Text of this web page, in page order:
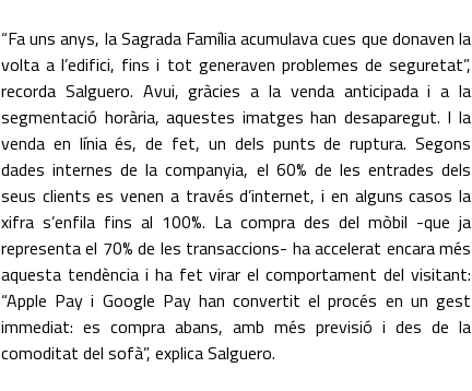
“Fa uns anys, la Sagrada Família acumulava cues que donaven la
volta a l’edifici, fins i tot generaven problemes de seguretat”,
recorda Salguero. Avui, gràcies a la venda anticipada i a la
segmentació horària, aquestes imatges han desaparegut. I la
venda en línia és, de fet, un dels punts de ruptura. Segons
dades internes de la companyia, el 60% de les entrades dels
seus clients es venen a través d’internet, i en alguns casos la
xifra s’enfila fins al 100%. La compra des del mòbil -que ja
representa el 70% de les transaccions- ha accelerat encara més
aquesta tendència i ha fet virar el comportament del visitant:
“Apple Pay i Google Pay han convertit el procés en un gest
immediat: es compra abans, amb més previsió i des de la
comoditat del sofà”, explica Salguero.